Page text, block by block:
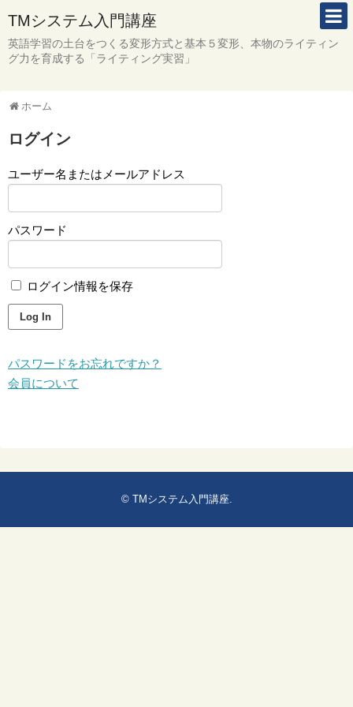
TMシステム入門講座
英語学習の土台をつくる変形方式と基本５変形、本物のライティン
グ力を育成する「ライティング実習」
ホーム
ログイン
ユーザー名またはメールアドレス
パスワード
ログイン情報を保存
パスワードをお忘れですか？
会員について
© TMシステム入門講座.